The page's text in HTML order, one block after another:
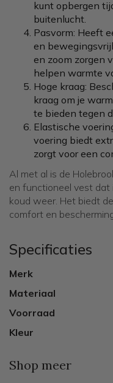
kunt opbergen
buitenlucht.
Pasvorm: Heeft
en
en zoom zorgen
helpen warmte
Hoge kraag:
kraag om je
te bieden tegen
Elastische
voering biedt
zorgt voor een
Al met al is de
en functioneel vest dat
koud weer. Het biedt
comfort en
Specificaties
Merk
Materiaal
Voorraad
Kleur
Shop meer